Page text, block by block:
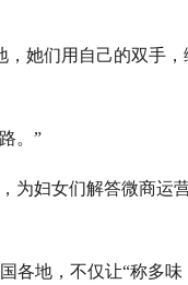
她们用自己的双手，
。”
为妇女们解答微商运
各地，不仅让“称多味